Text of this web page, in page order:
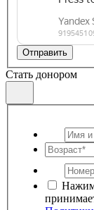
Отправить
Стать донором